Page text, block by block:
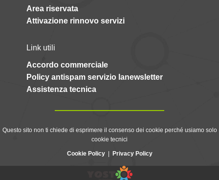
Area riservata
Attivazione rinnovo servizi
Link utili
Accordo commerciale
Policy antispam servizio lanewsletter
Assistenza tecnica
Questo sito non ti chiede di esprimere il consenso dei cookie perché usiamo solo
cookie tecnici
Cookie Policy| Privacy Policy